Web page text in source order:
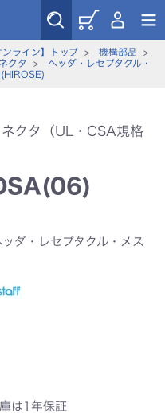
ライン】トップ> 機構部品 >
クタ > ヘッダ・レセプタクル・
クタ（UL・CSA規格
ッダ・レセプタクル・メス
は1年保証